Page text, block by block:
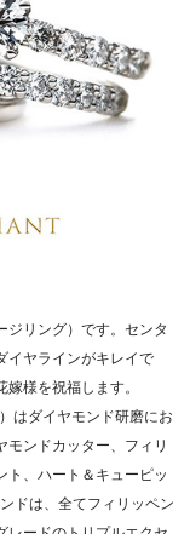
リング）です。センタ
イヤラインがキレイで
様を祝福します。
はダイヤモンド研磨にお
ンドカッター、フィリ
ト、ハート＆キューピッ
ドは、全てフィリッペン